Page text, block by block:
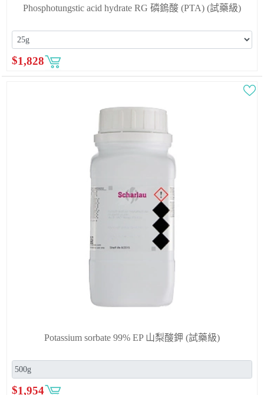
Phosphotungstic acid hydrate RG 磷鎢酸 (PTA) (試藥級)
$1,828
Potassium sorbate 99% EP 山梨酸鉀 (試藥級)
$1,954